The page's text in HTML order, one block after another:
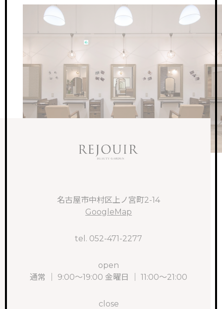
名古屋市中村区上ノ宮町2-14
GoogleMap
tel. 052-471-2277
open
通常 ｜ 9:00～19:00 金曜日 ｜ 11:00～21:00
close